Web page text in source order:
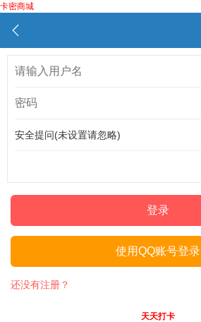
卡密商城
安全提问(未设置请忽略)
登录
使用QQ账号登录
还没有注册？
天天打卡